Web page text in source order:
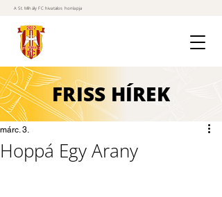
A St. Mihály FC hivatalos honlapja
FRISS HÍREK
Hoppá Egy Arany
márc. 3.